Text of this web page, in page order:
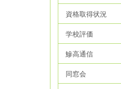
資格取得状況
学校評価
鰺高通信
同窓会